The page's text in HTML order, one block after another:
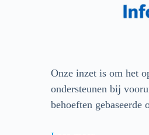
Onze inzet is om het
ondersteunen bij
behoeften